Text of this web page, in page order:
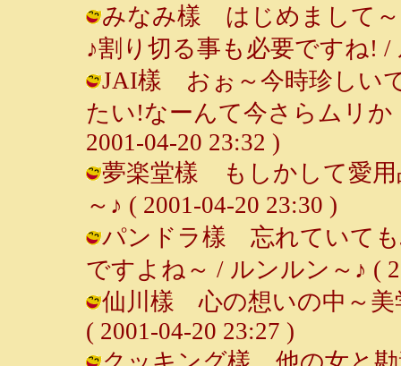
みなみ樣 はじめまして
♪割り切る事も必要ですね! /
JAI樣 おぉ～今時珍しい
たい!なーんて今さらムリ
2001-04-20 23:32 )
夢楽堂樣 もしかして愛用
～♪ ( 2001-04-20 23:30 )
パンドラ樣 忘れていて
ですよね～ / ルンルン～♪ (
仙川樣 心の想いの中～美
( 2001-04-20 23:27 )